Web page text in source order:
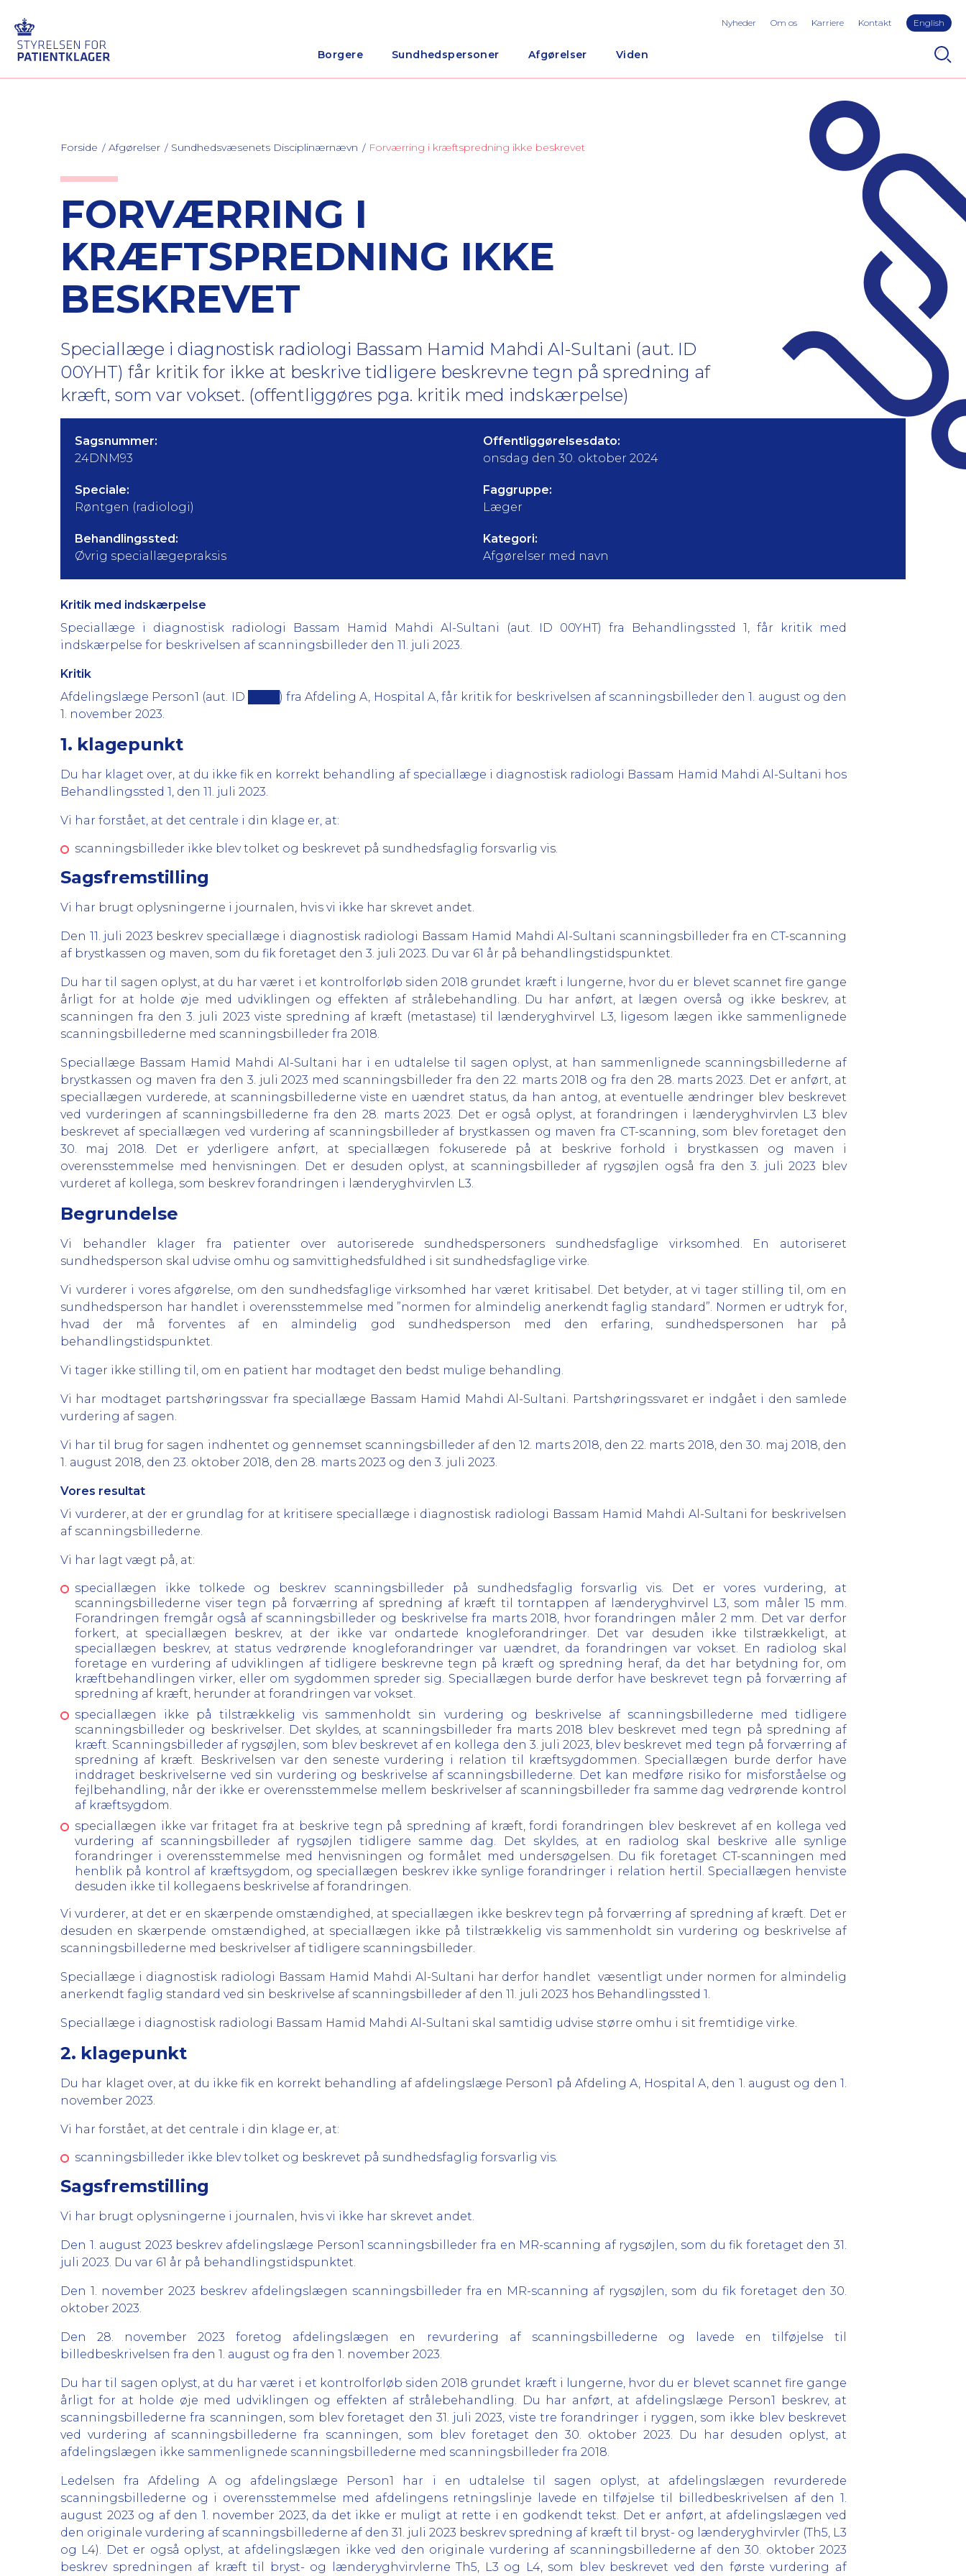
Borgere Sundhedspersoner Afgørelser Viden
Nyheder Om os Karriere Kontakt English
Forside Afgørelser Sundhedsvæsenets Disciplinærnævn Forværring i kræftspredning ikke beskrevet
FORVÆRRING I
KRÆFTSPREDNING IKKE
BESKREVET
Speciallæge i diagnostisk radiologi Bassam Hamid Mahdi Al-Sultani (aut. ID
00YHT) får kritik for ikke at beskrive tidligere beskrevne tegn på spredning af
kræft, som var vokset. (offentliggøres pga. kritik med indskærpelse)
Sagsnummer:
24DNM93
Offentliggørelsesdato:
onsdag den 30. oktober 2024
Speciale:
Røntgen (radiologi)
Faggruppe:
Læger
Behandlingssted:
Øvrig speciallægepraksis
Kategori:
Afgørelser med navn
Kritik med indskærpelse
Speciallæge i diagnostisk radiologi Bassam Hamid Mahdi Al-Sultani (aut. ID 00YHT) fra Behandlingssted 1, får kritik med
indskærpelse for beskrivelsen af scanningsbilleder den 11. juli 2023.
Kritik
Afdelingslæge Person1 (aut. ID ████) fra Afdeling A, Hospital A, får kritik for beskrivelsen af scanningsbilleder den 1. august og den
1. november 2023.
1. klagepunkt
Du har klaget over, at du ikke fik en korrekt behandling af speciallæge i diagnostisk radiologi Bassam Hamid Mahdi Al-Sultani hos
Behandlingssted 1, den 11. juli 2023.
Vi har forstået, at det centrale i din klage er, at:
scanningsbilleder ikke blev tolket og beskrevet på sundhedsfaglig forsvarlig vis.
Sagsfremstilling
Vi har brugt oplysningerne i journalen, hvis vi ikke har skrevet andet.
Den 11. juli 2023 beskrev speciallæge i diagnostisk radiologi Bassam Hamid Mahdi Al-Sultani scanningsbilleder fra en CT-scanning
af brystkassen og maven, som du fik foretaget den 3. juli 2023. Du var 61 år på behandlingstidspunktet.
Du har til sagen oplyst, at du har været i et kontrolforløb siden 2018 grundet kræft i lungerne, hvor du er blevet scannet fire gange
årligt for at holde øje med udviklingen og effekten af strålebehandling. Du har anført, at lægen overså og ikke beskrev, at
scanningen fra den 3. juli 2023 viste spredning af kræft (metastase) til lænderyghvirvel L3, ligesom lægen ikke sammenlignede
scanningsbillederne med scanningsbilleder fra 2018.
Speciallæge Bassam Hamid Mahdi Al-Sultani har i en udtalelse til sagen oplyst, at han sammenlignede scanningsbillederne af
brystkassen og maven fra den 3. juli 2023 med scanningsbilleder fra den 22. marts 2018 og fra den 28. marts 2023. Det er anført, at
speciallægen vurderede, at scanningsbillederne viste en uændret status, da han antog, at eventuelle ændringer blev beskrevet
ved vurderingen af scanningsbillederne fra den 28. marts 2023. Det er også oplyst, at forandringen i lænderyghvirvlen L3 blev
beskrevet af speciallægen ved vurdering af scanningsbilleder af brystkassen og maven fra CT-scanning, som blev foretaget den
30. maj 2018. Det er yderligere anført, at speciallægen fokuserede på at beskrive forhold i brystkassen og maven i
overensstemmelse med henvisningen. Det er desuden oplyst, at scanningsbilleder af rygsøjlen også fra den 3. juli 2023 blev
vurderet af kollega, som beskrev forandringen i lænderyghvirvlen L3.
Begrundelse
Vi behandler klager fra patienter over autoriserede sundhedspersoners sundhedsfaglige virksomhed. En autoriseret
sundhedsperson skal udvise omhu og samvittighedsfuldhed i sit sundhedsfaglige virke.
Vi vurderer i vores afgørelse, om den sundhedsfaglige virksomhed har været kritisabel. Det betyder, at vi tager stilling til, om en
sundhedsperson har handlet i overensstemmelse med ”normen for almindelig anerkendt faglig standard”. Normen er udtryk for,
hvad der må forventes af en almindelig god sundhedsperson med den erfaring, sundhedspersonen har på
behandlingstidspunktet.
Vi tager ikke stilling til, om en patient har modtaget den bedst mulige behandling.
Vi har modtaget partshøringssvar fra speciallæge Bassam Hamid Mahdi Al-Sultani. Partshøringssvaret er indgået i den samlede
vurdering af sagen.
Vi har til brug for sagen indhentet og gennemset scanningsbilleder af den 12. marts 2018, den 22. marts 2018, den 30. maj 2018, den
1. august 2018, den 23. oktober 2018, den 28. marts 2023 og den 3. juli 2023.
Vores resultat
Vi vurderer, at der er grundlag for at kritisere speciallæge i diagnostisk radiologi Bassam Hamid Mahdi Al-Sultani for beskrivelsen
af scanningsbillederne.
Vi har lagt vægt på, at:
speciallægen ikke tolkede og beskrev scanningsbilleder på sundhedsfaglig forsvarlig vis. Det er vores vurdering, at
scanningsbillederne viser tegn på forværring af spredning af kræft til torntappen af lænderyghvirvel L3, som måler 15 mm.
Forandringen fremgår også af scanningsbilleder og beskrivelse fra marts 2018, hvor forandringen måler 2 mm. Det var derfor
forkert, at speciallægen beskrev, at der ikke var ondartede knogleforandringer. Det var desuden ikke tilstrækkeligt, at
speciallægen beskrev, at status vedrørende knogleforandringer var uændret, da forandringen var vokset. En radiolog skal
foretage en vurdering af udviklingen af tidligere beskrevne tegn på kræft og spredning heraf, da det har betydning for, om
kræftbehandlingen virker, eller om sygdommen spreder sig. Speciallægen burde derfor have beskrevet tegn på forværring af
spredning af kræft, herunder at forandringen var vokset.
speciallægen ikke på tilstrækkelig vis sammenholdt sin vurdering og beskrivelse af scanningsbillederne med tidligere
scanningsbilleder og beskrivelser. Det skyldes, at scanningsbilleder fra marts 2018 blev beskrevet med tegn på spredning af
kræft. Scanningsbilleder af rygsøjlen, som blev beskrevet af en kollega den 3. juli 2023, blev beskrevet med tegn på forværring af
spredning af kræft. Beskrivelsen var den seneste vurdering i relation til kræftsygdommen. Speciallægen burde derfor have
inddraget beskrivelserne ved sin vurdering og beskrivelse af scanningsbillederne. Det kan medføre risiko for misforståelse og
fejlbehandling, når der ikke er overensstemmelse mellem beskrivelser af scanningsbilleder fra samme dag vedrørende kontrol
af kræftsygdom.
speciallægen ikke var fritaget fra at beskrive tegn på spredning af kræft, fordi forandringen blev beskrevet af en kollega ved
vurdering af scanningsbilleder af rygsøjlen tidligere samme dag. Det skyldes, at en radiolog skal beskrive alle synlige
forandringer i overensstemmelse med henvisningen og formålet med undersøgelsen. Du fik foretaget CT-scanningen med
henblik på kontrol af kræftsygdom, og speciallægen beskrev ikke synlige forandringer i relation hertil. Speciallægen henviste
desuden ikke til kollegaens beskrivelse af forandringen.
Vi vurderer, at det er en skærpende omstændighed, at speciallægen ikke beskrev tegn på forværring af spredning af kræft. Det er
desuden en skærpende omstændighed, at speciallægen ikke på tilstrækkelig vis sammenholdt sin vurdering og beskrivelse af
scanningsbillederne med beskrivelser af tidligere scanningsbilleder.
Speciallæge i diagnostisk radiologi Bassam Hamid Mahdi Al-Sultani har derfor handlet væsentligt under normen for almindelig
anerkendt faglig standard ved sin beskrivelse af scanningsbilleder af den 11. juli 2023 hos Behandlingssted 1.
Speciallæge i diagnostisk radiologi Bassam Hamid Mahdi Al-Sultani skal samtidig udvise større omhu i sit fremtidige virke.
2. klagepunkt
Du har klaget over, at du ikke fik en korrekt behandling af afdelingslæge Person1 på Afdeling A, Hospital A, den 1. august og den 1.
november 2023.
Vi har forstået, at det centrale i din klage er, at:
scanningsbilleder ikke blev tolket og beskrevet på sundhedsfaglig forsvarlig vis.
Sagsfremstilling
Vi har brugt oplysningerne i journalen, hvis vi ikke har skrevet andet.
Den 1. august 2023 beskrev afdelingslæge Person1 scanningsbilleder fra en MR-scanning af rygsøjlen, som du fik foretaget den 31.
juli 2023. Du var 61 år på behandlingstidspunktet.
Den 1. november 2023 beskrev afdelingslægen scanningsbilleder fra en MR-scanning af rygsøjlen, som du fik foretaget den 30.
oktober 2023.
Den 28. november 2023 foretog afdelingslægen en revurdering af scanningsbillederne og lavede en tilføjelse til
billedbeskrivelsen fra den 1. august og fra den 1. november 2023.
Du har til sagen oplyst, at du har været i et kontrolforløb siden 2018 grundet kræft i lungerne, hvor du er blevet scannet fire gange
årligt for at holde øje med udviklingen og effekten af strålebehandling. Du har anført, at afdelingslæge Person1 beskrev, at
scanningsbillederne fra scanningen, som blev foretaget den 31. juli 2023, viste tre forandringer i ryggen, som ikke blev beskrevet
ved vurdering af scanningsbillederne fra scanningen, som blev foretaget den 30. oktober 2023. Du har desuden oplyst, at
afdelingslægen ikke sammenlignede scanningsbillederne med scanningsbilleder fra 2018.
Ledelsen fra Afdeling A og afdelingslæge Person1 har i en udtalelse til sagen oplyst, at afdelingslægen revurderede
scanningsbillederne og i overensstemmelse med afdelingens retningslinje lavede en tilføjelse til billedbeskrivelsen af den 1.
august 2023 og af den 1. november 2023, da det ikke er muligt at rette i en godkendt tekst. Det er anført, at afdelingslægen ved
den originale vurdering af scanningsbillederne af den 31. juli 2023 beskrev spredning af kræft til bryst- og lænderyghvirvler (Th5, L3
og L4). Det er også oplyst, at afdelingslægen ikke ved den originale vurdering af scanningsbillederne af den 30. oktober 2023
beskrev spredningen af kræft til bryst- og lænderyghvirvlerne Th5, L3 og L4, som blev beskrevet ved den første vurdering af